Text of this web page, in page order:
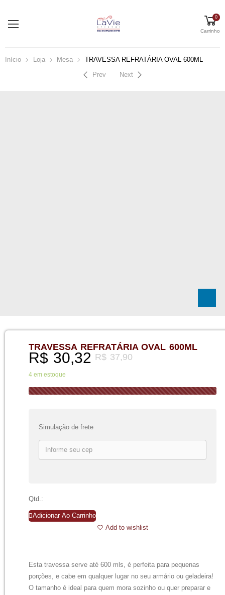
0
Carrinho
Início Loja Mesa TRAVESSA REFRATÁRIA OVAL 600ML
Prev Next
TRAVESSA REFRATÁRIA OVAL 600ML
R$37,90
R$30,32
4 em estoque
Simulação de frete
Qtd.:
Adicionar Ao Carrinho
Add to wishlist
Esta travessa serve até 600 mls, é perfeita para pequenas
porções, e cabe em qualquer lugar no seu armário ou geladeira!
O tamanho é ideal para quem mora sozinho ou quer preparar e